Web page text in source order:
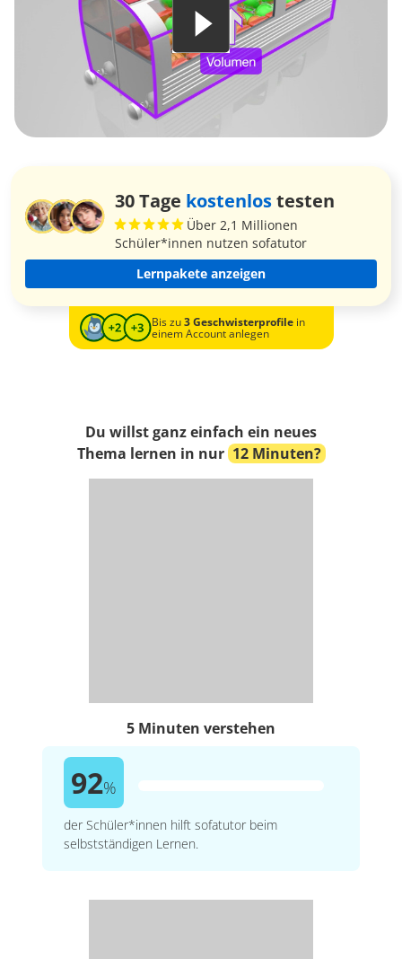
30 Tage kostenlostesten
Über 2,1 Millionen
Schüler*innen nutzen sofatutor
Lernpakete anzeigen
Bis zu3 Geschwisterprofilein
einem Account anlegen
Du willst ganz einfach ein neues
Thema lernen in nur 12 Minuten?
5 Minuten verstehen
92%
der Schüler*innen hilft sofatutor beim
selbstständigen Lernen.